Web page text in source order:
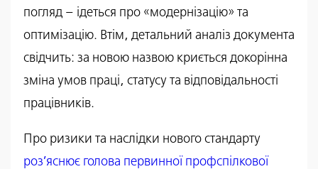
погляд – ідеться про «модернізацію» та
оптимізацію. Втім, детальний аналіз документа
свідчить: за новою назвою криється докорінна
зміна умов праці, статусу та відповідальності
працівників.
Про ризики та наслідки нового стандарту
роз’яснює голова первинної профспілкової